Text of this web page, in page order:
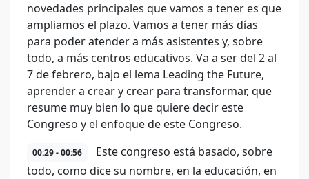
novedades principales que vamos a tener es que
ampliamos el plazo. Vamos a tener más días
para poder atender a más asistentes y, sobre
todo, a más centros educativos. Va a ser del 2 al
7 de febrero, bajo el lema Leading the Future,
aprender a crear y crear para transformar, que
resume muy bien lo que quiere decir este
Congreso y el enfoque de este Congreso.
00:29 - 00:56
Este congreso está basado, sobre
todo, como dice su nombre, en la educación, en